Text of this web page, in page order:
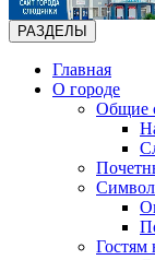
РАЗДЕЛЫ
Главная
О городе
Общие
Гостям